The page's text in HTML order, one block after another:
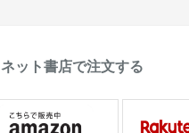
ネット書店で注文する